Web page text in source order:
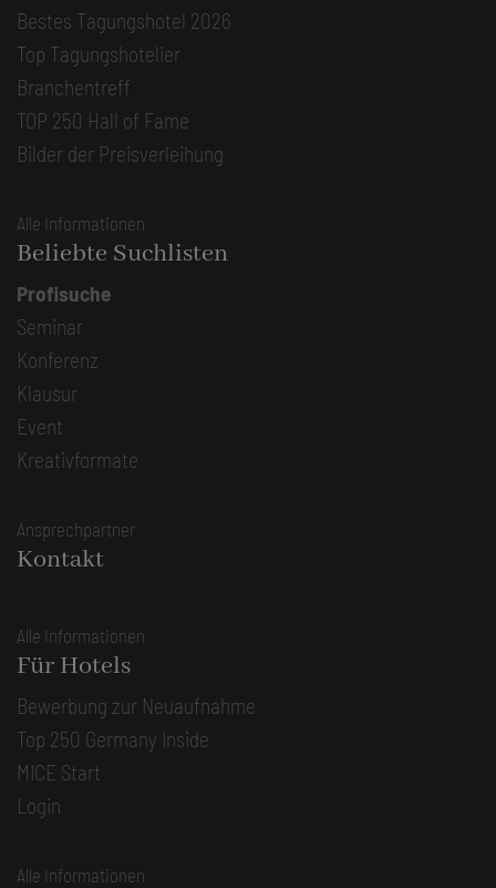
Bestes Tagungshotel 2026
Top Tagungshotelier
Branchentreff
TOP 250 Hall of Fame
Bilder der Preisverleihung
Alle Informationen
Beliebte Suchlisten
Profisuche
Seminar
Konferenz
Klausur
Event
Kreativformate
Ansprechpartner
Kontakt
Alle Informationen
Für Hotels
Bewerbung zur Neuaufnahme
Top 250 Germany Inside
MICE Start
Login
Alle Informationen